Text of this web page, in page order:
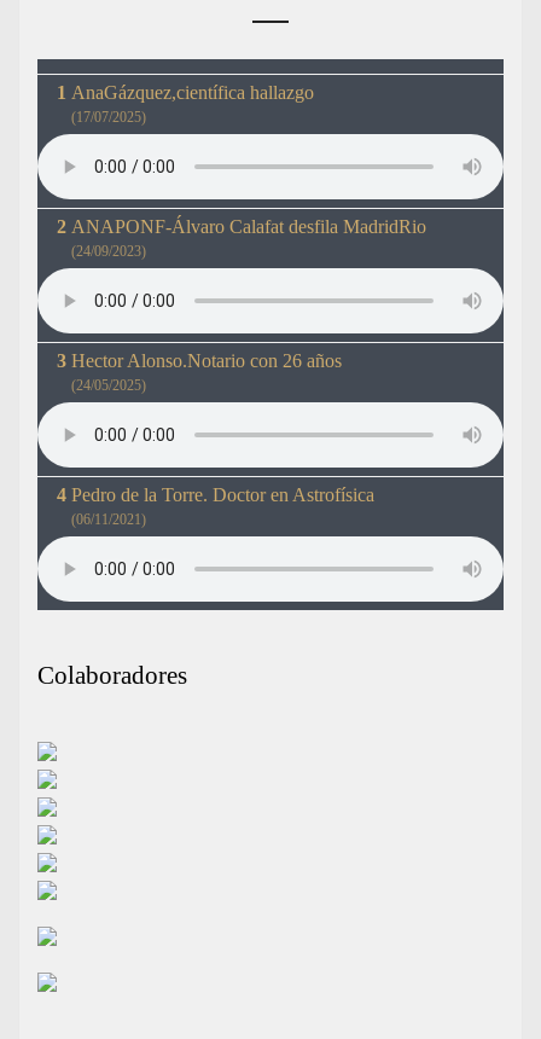
AnaGázquez,científica hallazgo
(17/07/2025)
ANAPONF-Álvaro Calafat desfila MadridRio
(24/09/2023)
Hector Alonso.Notario con 26 años
(24/05/2025)
Pedro de la Torre. Doctor en Astrofísica
(06/11/2021)
Colaboradores